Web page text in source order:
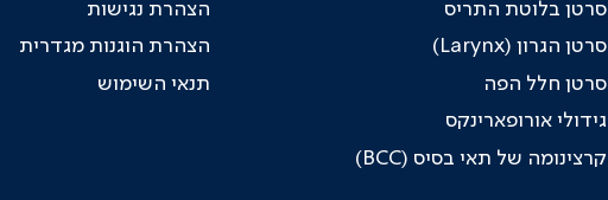
סרטן בלוטת התריס
סרטן הגרון (Larynx)
סרטן חלל הפה
גידולי אורופארינקס
קרצינומה של תאי בסיס (BCC)
הצהרת נגישות
הצהרת הוגנות מגדרית
תנאי השימוש